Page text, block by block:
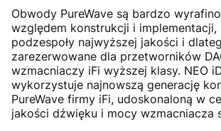
Obwody PureWave są bardzo
względem konstrukcji i implementacji,
podzespoły najwyższej jakości i
zarezerwowane dla przetworników
wzmacniaczy iFi wyższej klasy. NEO
wykorzystuje najnowszą generację
PureWave firmy iFi, udoskonaloną w
jakości dźwięku i mocy wzmacniacza